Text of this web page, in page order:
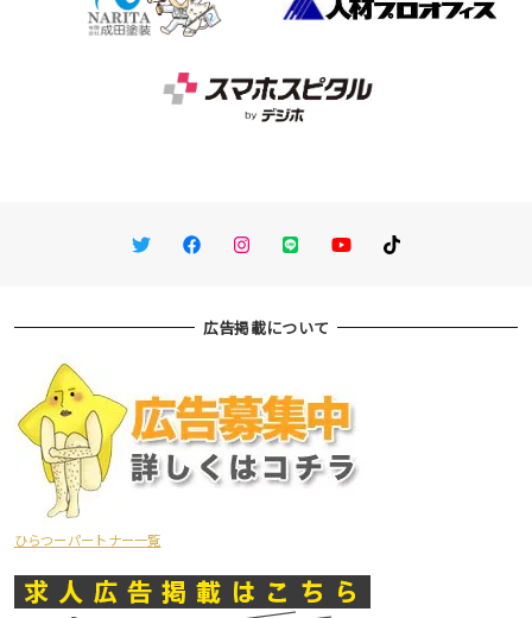
TwitterFacebookInstagram
LINE You TubeTikTok
広告掲載について
ひらつーパートナー一覧